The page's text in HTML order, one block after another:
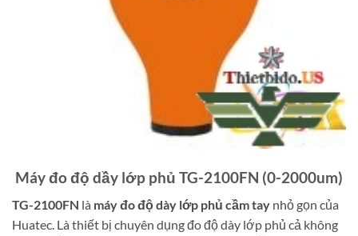
Máy đo độ dầy lớp phủ TG-2100FN (0-2000um)
TG-2100FN là máy đo độ dày lớp phủ cầm tay nhỏ gọn của
Huatec. Là thiết bị chuyên dụng đo độ dày lớp phủ cả không